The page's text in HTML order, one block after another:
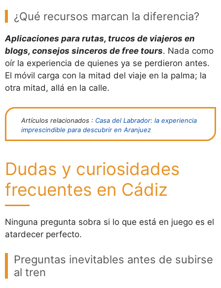
¿Qué recursos marcan la diferencia?
Aplicaciones para rutas, trucos de viajeros en
blogs, consejos sinceros de free tours. Nada como
oír la experiencia de quienes ya se perdieron antes.
El móvil carga con la mitad del viaje en la palma; la
otra mitad, allá en la calle.
Artículos relacionados : Casa del Labrador: la experiencia
imprescindible para descubrir en Aranjuez
Dudas y curiosidades
frecuentes en Cádiz
Ninguna pregunta sobra si lo que está en juego es el
atardecer perfecto.
Preguntas inevitables antes de subirse
al tren